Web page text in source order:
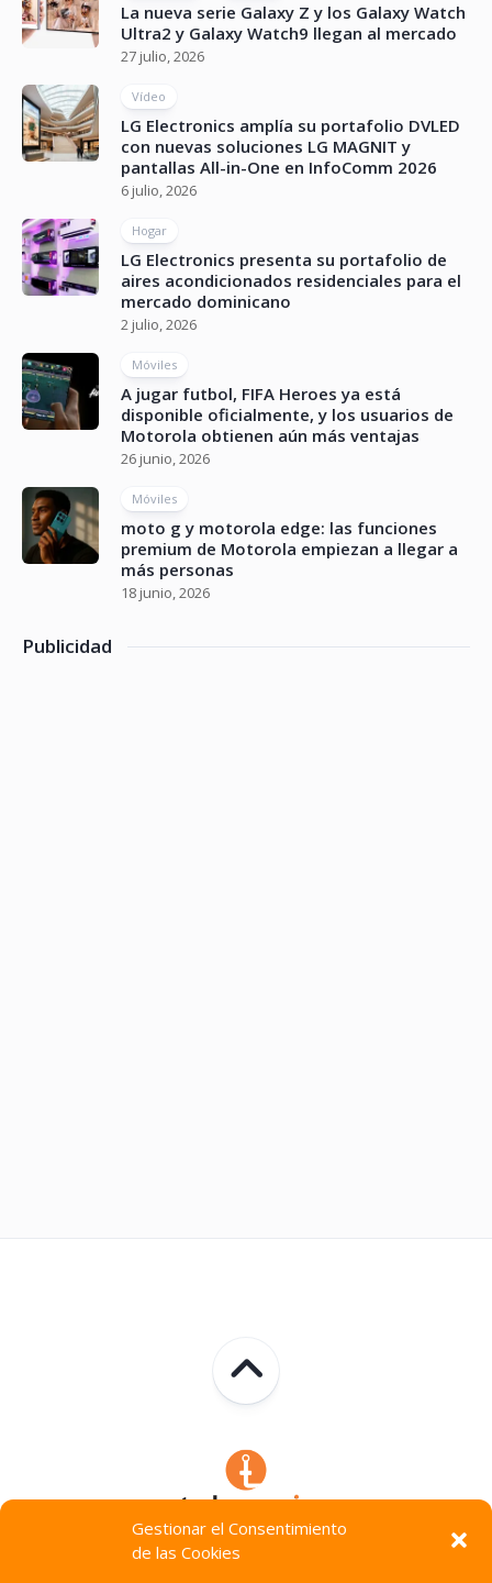
Gestionar el Consentimiento
de las Cookies
La nueva serie Galaxy Z y los Galaxy Watch
Ultra2 y Galaxy Watch9 llegan al mercado
27 julio, 2026
Vídeo
LG Electronics amplía su portafolio DVLED
con nuevas soluciones LG MAGNIT y
pantallas All-in-One en InfoComm 2026
6 julio, 2026
Hogar
LG Electronics presenta su portafolio de
aires acondicionados residenciales para el
mercado dominicano
2 julio, 2026
Móviles
A jugar futbol, FIFA Heroes ya está
disponible oficialmente, y los usuarios de
Motorola obtienen aún más ventajas
26 junio, 2026
Móviles
moto g y motorola edge: las funciones
premium de Motorola empiezan a llegar a
más personas
18 junio, 2026
Publicidad
Technocracia © 2026. Todos Los Derechos Reservados.